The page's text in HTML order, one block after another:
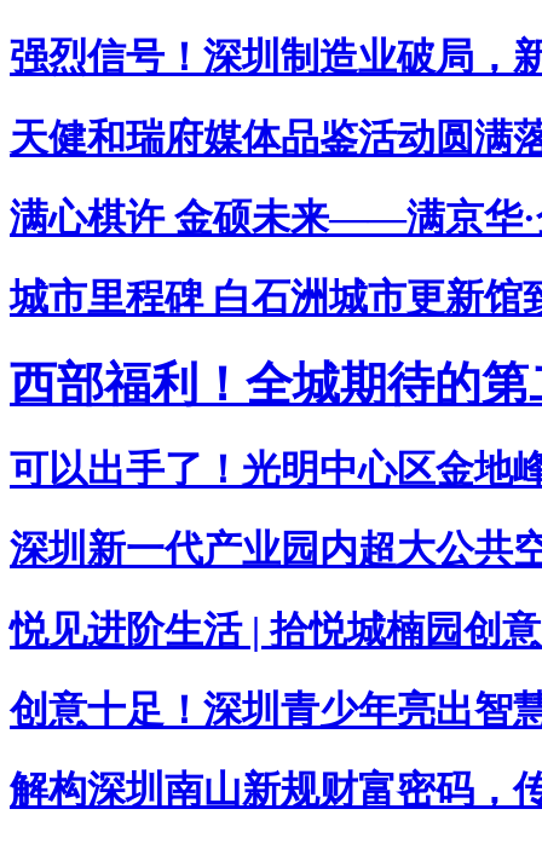
强烈信号！深圳制造业破局，
天健和瑞府媒体品鉴活动圆满
满心棋许 金硕未来——满京华·
城市里程碑 白石洲城市更新馆
西部福利！全城期待的
可以出手了！光明中心区金地
深圳新一代产业园内超大公共
悦见进阶生活 | 拾悦城楠园创
创意十足！深圳青少年亮出智
解构深圳南山新规财富密码，